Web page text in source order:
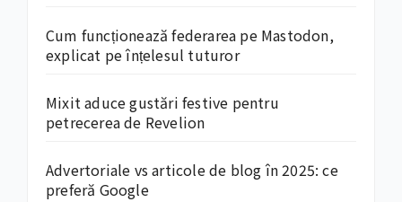
Cum funcționează federarea pe Mastodon,
explicat pe înțelesul tuturor
Mixit aduce gustări festive pentru
petrecerea de Revelion
Advertoriale vs articole de blog în 2025: ce
preferă Google